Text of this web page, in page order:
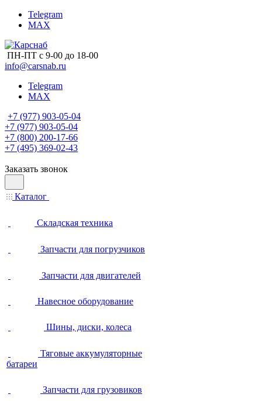
Telegram
MAX
ПН-ПТ с 9-00 до 18-00
info@carsnab.ru
Telegram
MAX
+7 (977) 903-05-04
+7 (977) 903-05-04
+7 (800) 200-17-66
+7 (495) 369-02-43
Заказать звонок
Каталог
Складская техника
Запчасти для погрузчиков
Запчасти для двигателей
Навесное оборудование
Шины, диски, колеса
Тяговые аккумуляторные
батареи
Запчасти для грузовиков